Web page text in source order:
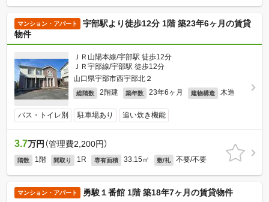
マンション・アパート
宇部駅より徒歩12分 1階 築23年6ヶ月の賃貸
物件
ＪＲ山陽本線/宇部駅 徒歩12分
ＪＲ宇部線/宇部駅 徒歩12分
山口県宇部市西宇部北２
総階数 2階建 築年数 23年6ヶ月 建物構造 木造
バス・トイレ別 駐車場あり 追い炊き機能
3.7万円 （管理費2,200円）
階数 1階 間取り 1R 専有面積 33.15㎡ 敷/礼 不要/不要
マンション・アパート 勇駿１番館 1階 築18年7ヶ月の賃貸物件